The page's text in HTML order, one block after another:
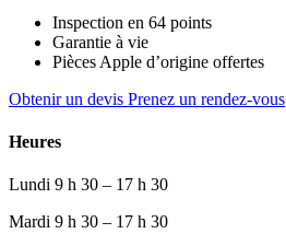
Inspection en 64 points
Garantie à vie
Pièces Apple d’origine offertes
Obtenir un devis Prenez un rendez-vous
Heures
Lundi 9 h 30 – 17 h 30
Mardi 9 h 30 – 17 h 30